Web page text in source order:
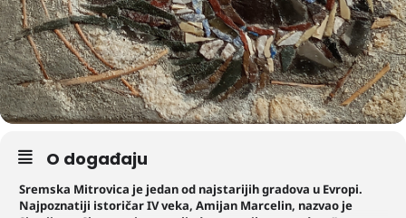
O događaju
Sremska Mitrovica je jedan od najstarijih gradova u Evropi.
Najpoznatiji istoričar IV veka, Amijan Marcelin, nazvao je